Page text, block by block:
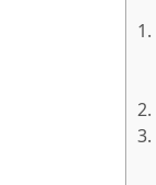
1.
2.
3.